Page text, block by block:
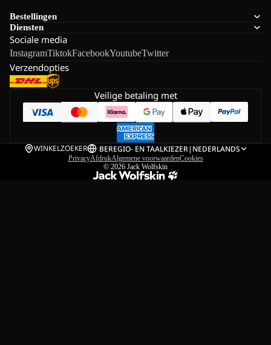
Bestellingen
Diensten
Sociale media
InstagramTiktokFacebookYoutubeTwitter
Verzendopties
Veilige betaling met
WINKELZOEKER BEREGIO- EN TAALKIEZER| NEDERLANDS
PrivacyAfdrukAlgemene voorwaardenCookies
© 2026 Jack Wolfskin